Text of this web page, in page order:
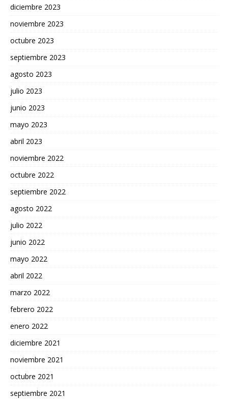
diciembre 2023
noviembre 2023
octubre 2023
septiembre 2023
agosto 2023
julio 2023
junio 2023
mayo 2023
abril 2023
noviembre 2022
octubre 2022
septiembre 2022
agosto 2022
julio 2022
junio 2022
mayo 2022
abril 2022
marzo 2022
febrero 2022
enero 2022
diciembre 2021
noviembre 2021
octubre 2021
septiembre 2021